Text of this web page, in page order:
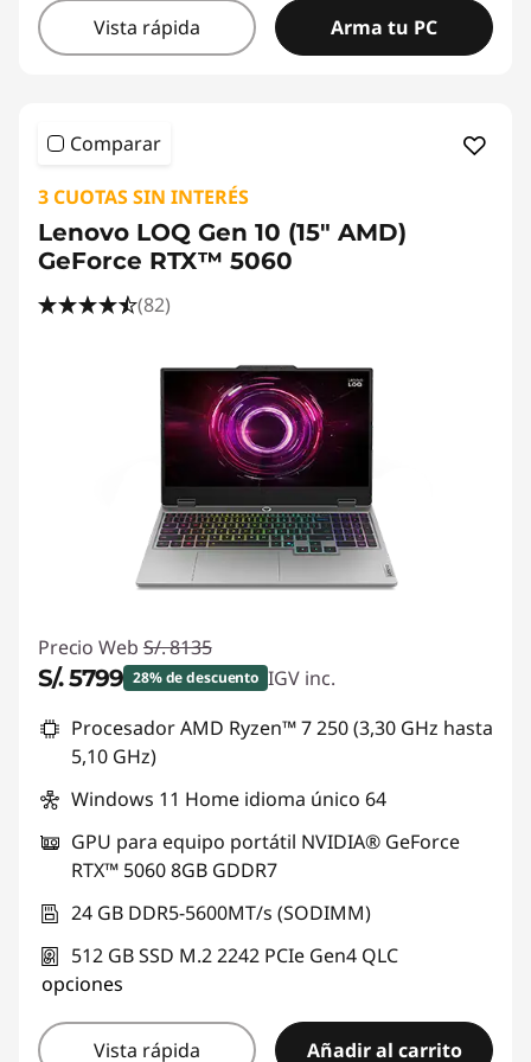
Vista rápida Arma tu PC
Comparar
3 CUOTAS SIN INTERÉS
Lenovo LOQ Gen 10 (15" AMD)
GeForce RTX™ 5060
(82)
Precio Web S/. 8135
S/. 5799 28% de descuento IGV inc.
Ahorros instantáneos :-S/. 2336
Procesador AMD Ryzen™ 7 250 (3,30 GHz hasta
5,10 GHz)
Windows 11 Home idioma único 64
GPU para equipo portátil NVIDIA® GeForce
RTX™ 5060 8GB GDDR7
24 GB DDR5-5600MT/s (SODIMM)
512 GB SSD M.2 2242 PCIe Gen4 QLC
opciones
Vista rápida Añadir al carrito